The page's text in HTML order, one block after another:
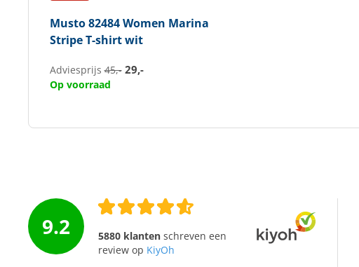
Musto82484 Women Marina
Stripe T-shirt wit
Adviesprijs45,- 29,-
Op voorraad
9.2 5880 klantenschreven een
review op KiyOh